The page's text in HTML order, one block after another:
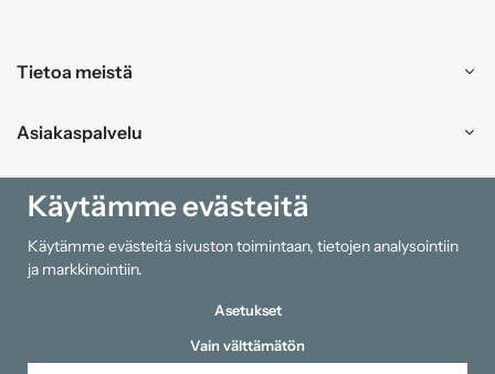
Tietoa meistä
Asiakaspalvelu
Ostokset
Tiedot
Käytämme evästeitä
Käytämme evästeitä sivuston toimintaan, tietojen analysointiin
ja markkinointiin.
Asetukset
Vain välttämätön